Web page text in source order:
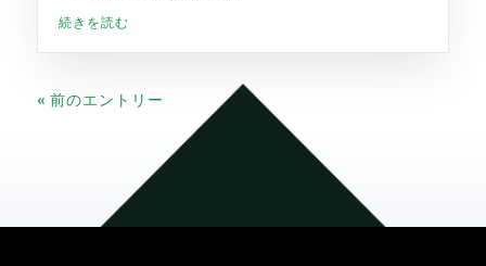
続きを読む
« 前のエントリー